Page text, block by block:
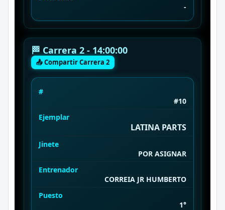
-
🏁 Carrera 2 - 14:00:00
📤 Compartir Carrera 2
#
#10
Ejemplar
LATINA PARTS
Jinete
POR ASIGNAR
Entrenador
CORREIA JR HUMBERTO
Puesto
1°